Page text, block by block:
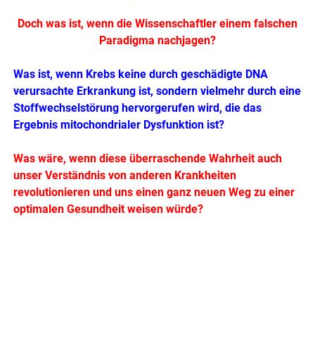
Doch was ist, wenn die Wissenschaftler einem falschen
Paradigma nachjagen?
Was ist, wenn Krebs keine durch geschädigte DNA
verursachte Erkrankung ist, sondern vielmehr durch eine
Stoffwechselstörung hervorgerufen wird, die das
Ergebnis mitochondrialer Dysfunktion ist?
Was wäre, wenn diese überraschende Wahrheit auch
unser Verständnis von anderen Krankheiten
revolutionieren und uns einen ganz neuen Weg zu einer
optimalen Gesundheit weisen würde?